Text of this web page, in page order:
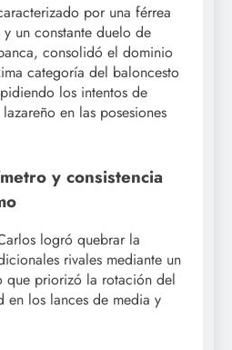
por una férrea
un constante duelo de
consolidó el dominio
categoría del baloncesto
los intentos de
en las posesiones
y consistencia
logró quebrar la
rivales mediante un
que priorizó la rotación del
en los lances de media y